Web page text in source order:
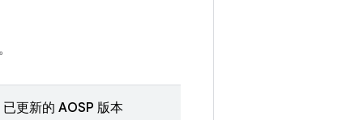
已更新的 AOSP 版本